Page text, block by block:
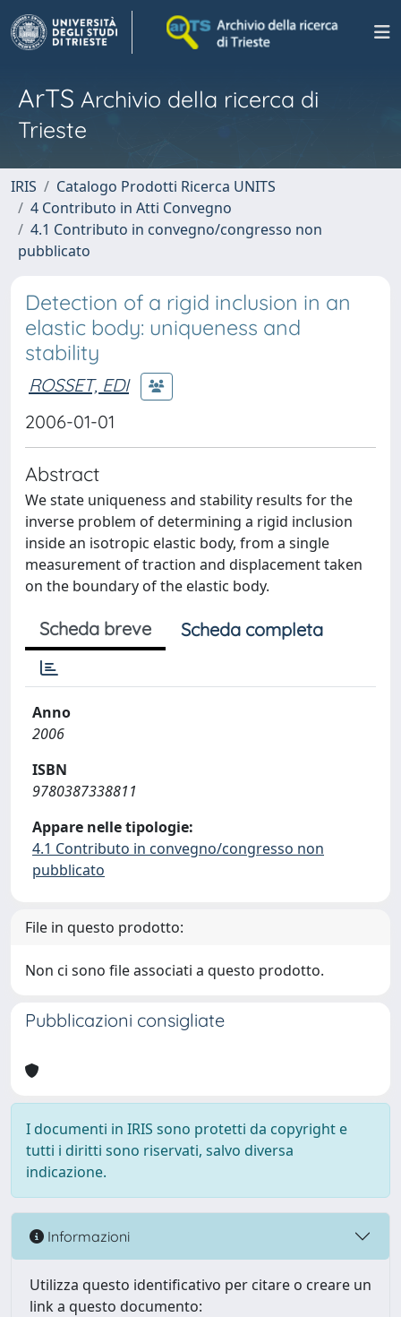
ArTS Archivio della ricerca di
Trieste
IRIS
Catalogo Prodotti Ricerca UNITS
4 Contributo in Atti Convegno
4.1 Contributo in convegno/congresso non
pubblicato
Detection of a rigid inclusion in an
elastic body: uniqueness and
stability
ROSSET, EDI
2006-01-01
Abstract
We state uniqueness and stability results for the
inverse problem of determining a rigid inclusion
inside an isotropic elastic body, from a single
measurement of traction and displacement taken
on the boundary of the elastic body.
Scheda breve Scheda completa
Anno
2006
ISBN
9780387338811
Appare nelle tipologie:
4.1 Contributo in convegno/congresso non
pubblicato
File in questo prodotto:
Non ci sono file associati a questo prodotto.
Pubblicazioni consigliate
I documenti in IRIS sono protetti da copyright e
tutti i diritti sono riservati, salvo diversa
indicazione.
Informazioni
Utilizza questo identificativo per citare o creare un
link a questo documento: